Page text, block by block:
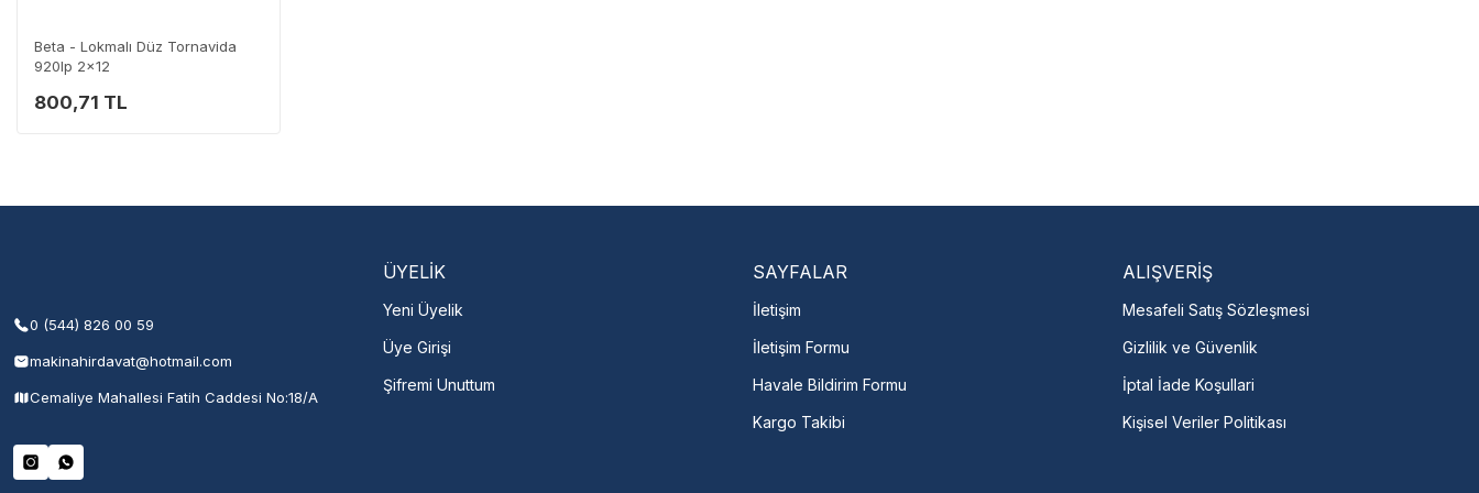
Beta - Lokmalı Düz Tornavida
920lp 2x12
800,71 TL
0 (544) 826 00 59
makinahirdavat@hotmail.com
Cemaliye Mahallesi Fatih Caddesi No:18/A
ÜYELİK
Yeni Üyelik
Üye Girişi
Şifremi Unuttum
SAYFALAR
İletişim
İletişim Formu
Havale Bildirim Formu
Kargo Takibi
ALIŞVERİŞ
Mesafeli Satış Sözleşmesi
Gizlilik ve Güvenlik
İptal İade Koşullari
Kişisel Veriler Politikası